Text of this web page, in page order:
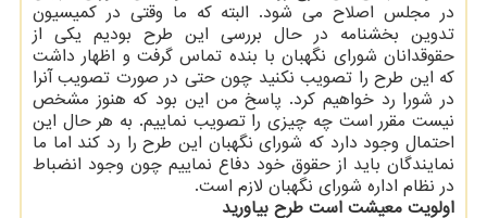
در مجلس اصلاح می شود. البته که ما وقتی در کمیسیون
تدوین بخشنامه در حال بررسی این طرح بودیم یکی از
حقوقدانان شورای نگهبان با بنده تماس گرفت و اظهار داشت
که این طرح را تصویب نکنید چون حتی در صورت تصویب آنرا
در شورا رد خواهیم کرد. پاسخ من این بود که هنوز مشخص
نیست مقرر است چه چیزی را تصویب نماییم. به هر حال این
احتمال وجود دارد که شورای نگهبان این طرح را رد کند اما ما
نمایندگان باید از حقوق خود دفاع نماییم چون وجود انضباط
در نظام اداره شورای نگهبان لازم است.
اولویت معیشت است طرح بیاورید